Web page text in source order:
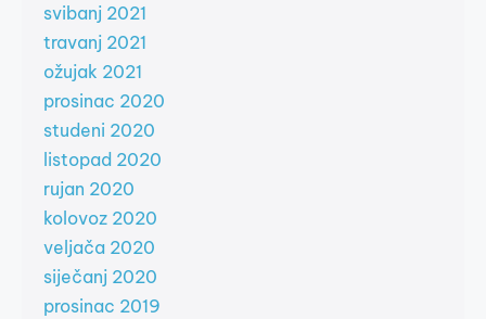
svibanj 2021
travanj 2021
ožujak 2021
prosinac 2020
studeni 2020
listopad 2020
rujan 2020
kolovoz 2020
veljača 2020
siječanj 2020
prosinac 2019